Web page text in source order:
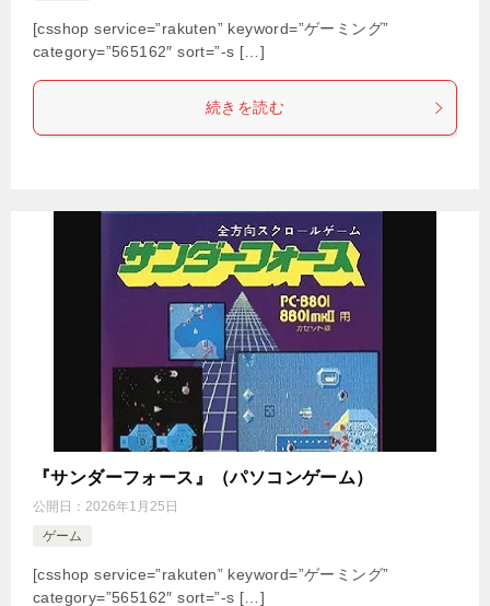
[csshop service=”rakuten” keyword=”ゲーミング”
category=”565162″ sort=”-s […]
続きを読む
『サンダーフォース』（パソコンゲーム）
公開日： 2026年1月25日
ゲーム
[csshop service=”rakuten” keyword=”ゲーミング”
category=”565162″ sort=”-s […]